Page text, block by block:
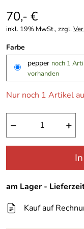
70,- €
inkl. 19% MwSt., zzgl.
Farbe
pepper noch 1
vorhanden
Nur noch 1 Artikel
− +
am Lager -
Kauf auf